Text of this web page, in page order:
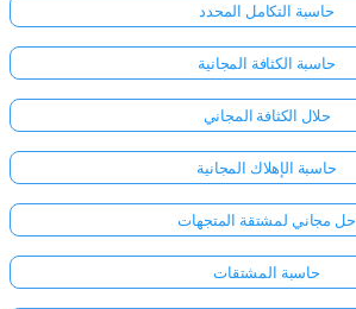
حاسبة التكامل المحدد
حاسبة الكثافة المجانية
حلال الكثافة المجاني
حاسبة الإهلاك المجانية
حل مجاني لمشتقة المتجهات
حاسبة المشتقات